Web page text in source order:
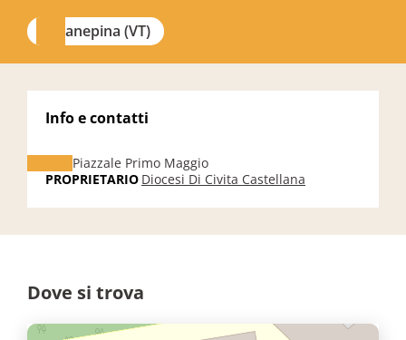
Canepina (VT)
Info e contatti
Piazzale Primo Maggio
PROPRIETARIO Diocesi Di Civita Castellana
Dove si trova